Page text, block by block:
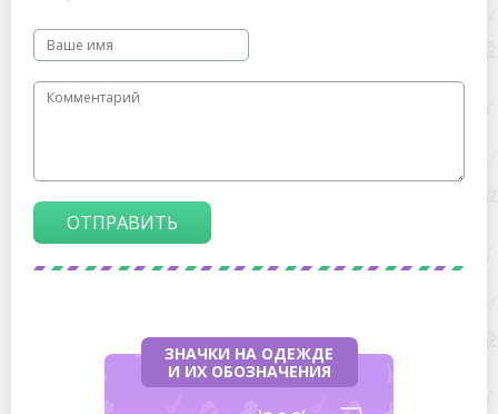
ОТПРАВИТЬ
ЗНАЧКИ НА ОДЕЖДЕ
И ИХ ОБОЗНАЧЕНИЯ